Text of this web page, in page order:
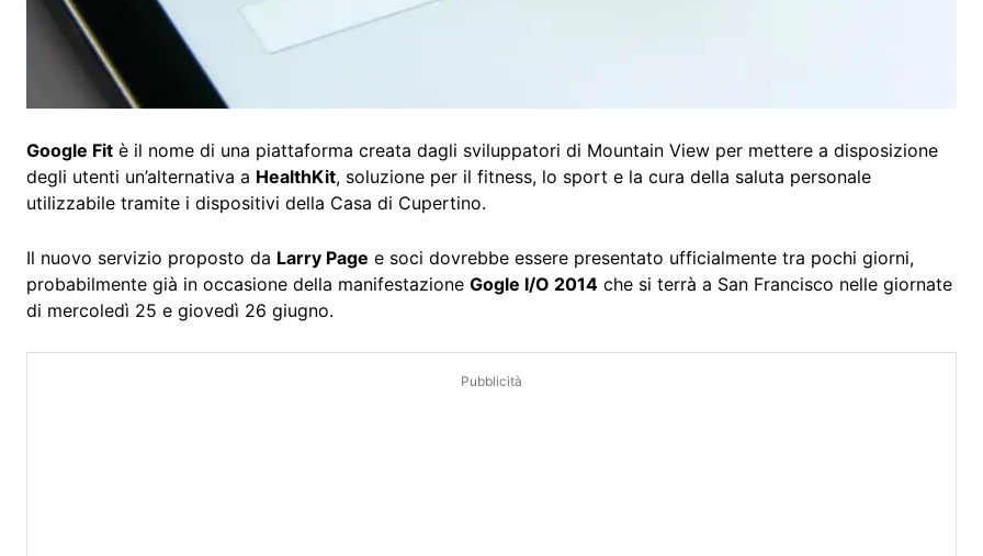
Google Fit è il nome di una piattaforma creata dagli sviluppatori di Mountain View per mettere a disposizione
degli utenti un’alternativa a HealthKit, soluzione per il fitness, lo sport e la cura della saluta personale
utilizzabile tramite i dispositivi della Casa di Cupertino.
Il nuovo servizio proposto da Larry Page e soci dovrebbe essere presentato ufficialmente tra pochi giorni,
probabilmente già in occasione della manifestazione Gogle I/O 2014 che si terrà a San Francisco nelle giornate
di mercoledì 25 e giovedì 26 giugno.
Pubblicità